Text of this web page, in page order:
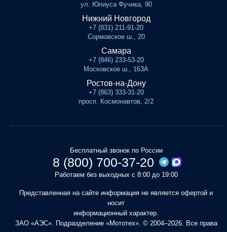
ул. Юлиуса Фучика, 90
Нижний Новгород
+7 (831) 211-91-20
Сормовское ш., 20
Самара
+7 (846) 233-53-20
Московское ш., 163А
Ростов-на-Дону
+7 (863) 333-31-20
просп. Космонавтов, 2/2
Бесплатный звонок по России
8 (800) 700-37-20
Работаем без выходных с 8:00 до 19:00
Представленная на сайте информация не является офертой и
носит
информационный характер.
ЗАО «АЭС». Подразделение «Мототех». © 2004–2026. Все права